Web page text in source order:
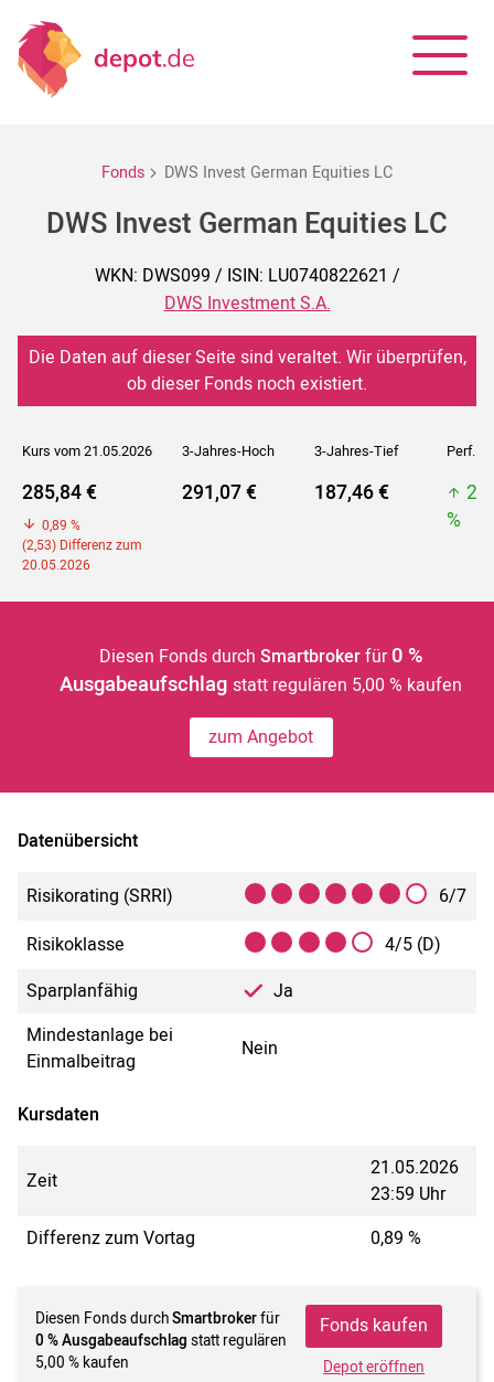
Fonds DWS Invest German Equities LC
DWS Invest German Equities LC
WKN: DWS099 / ISIN: LU0740822621 /
DWS Investment S.A.
Die Daten auf dieser Seite sind veraltet. Wir überprüfen,
ob dieser Fonds noch existiert.
Kurs vom 21.05.2026 3-Jahres-Hoch 3-Jahres-Tief Perf. 5J
285,84 €
0,89 %
(2,53) Differenz zum
20.05.2026
291,07 € 187,46 €
%
Diesen Fonds durch Smartbrokerfür 0 %
Ausgabeaufschlagstatt regulären 5,00 % kaufen
zum Angebot
Datenübersicht
Risikorating (SRRI)
6/7
Risikoklasse
4/5 (D)
Sparplanfähig
Ja
Mindestanlage bei
Einmalbeitrag
Nein
Kursdaten
Zeit
21.05.2026
23:59 Uhr
Differenz zum Vortag
0,89 %
Diesen Fonds durchSmartbrokerfür
0 % Ausgabeaufschlag statt regulären
5,00 % kaufen
Fonds kaufen
Depot eröffnen